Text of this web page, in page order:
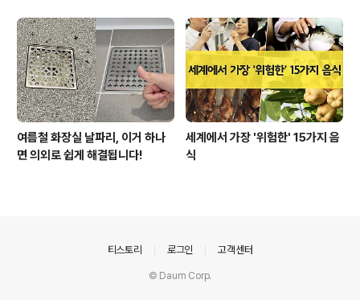
여름철 화장실 날파리, 이거 하나
면 의외로 쉽게 해결됩니다!
세계에서 가장 '위험한' 15가지 음
식
티스토리 로그인 고객센터
© Daum Corp.